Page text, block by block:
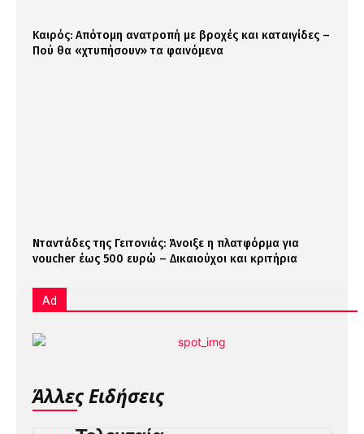
Καιρός: Απότομη ανατροπή με βροχές και καταιγίδες –
Πού θα «χτυπήσουν» τα φαινόμενα
Νταντάδες της Γειτονιάς: Άνοιξε η πλατφόρμα για
voucher έως 500 ευρώ – Δικαιούχοι και κριτήρια
Ad
Άλλες Ειδήσεις